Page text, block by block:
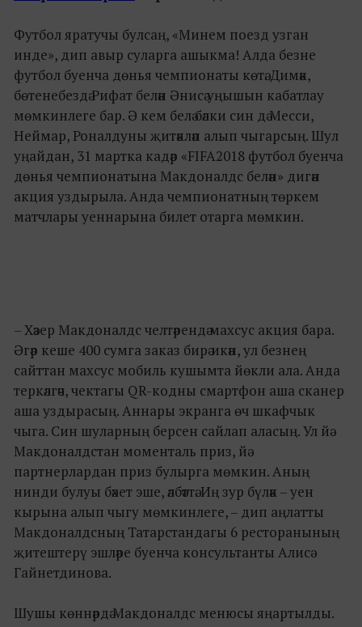
Футбол яратучы булсаң, «Минем поезд узган
инде», дип авыр суларга ашыкма! Алда безне
футбол буенча дөнья чемпионаты көтә. Димәк,
бөтенебездә Рифат белән Әнисә уңышын кабатлау
мөмкинлеге бар. Ә кем белә бәлки син дә Месси,
Неймар, Роналдуны җитәкләп алып чыгарсың. Шул
уңайдан, 31 мартка кадәр «FIFA2018 футбол буенча
дөнья чемпионатына Макдоналдс белән» дигән
акция уздырыла. Анда чемпионатның төркем
матчлары уеннарына билет отарга мөмкин.
– Хәзер Макдоналдс челтәрендә махсус акция бара.
Әгәр кеше 400 сумга заказ бирә икән, ул безнең
сайттан махсус мобиль кушымта йөкли ала. Анда
теркәлгәч, чектагы QR-кодны смартфон аша сканер
аша уздырасың. Аннары экранга өч шкафчык
чыга. Син шуларның берсен сайлап аласың. Ул йә
Макдоналдстан моменталь приз, йә
партнерлардан приз булырга мөмкин. Аның
нинди булуы бәхет эше, әлбәттә. Иң зур бүләк – уен
кырына алып чыгу мөмкинлеге, – дип аңлатты
Макдоналдсның Татарстандагы 6 ресторанының
җитештерү эшләре буенча консультанты Алисә
Гайнетдинова.
Шушы көннәрдә Макдоналдс менюсы яңартылды.